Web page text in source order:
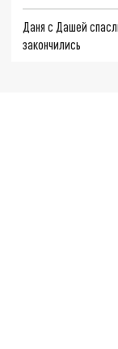
Даня с Дашей
закончились